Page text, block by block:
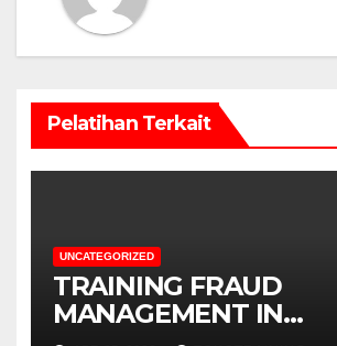
Pelatihan Terkait
UNCATEGORIZED
TRAINING FRAUD
MANAGEMENT IN